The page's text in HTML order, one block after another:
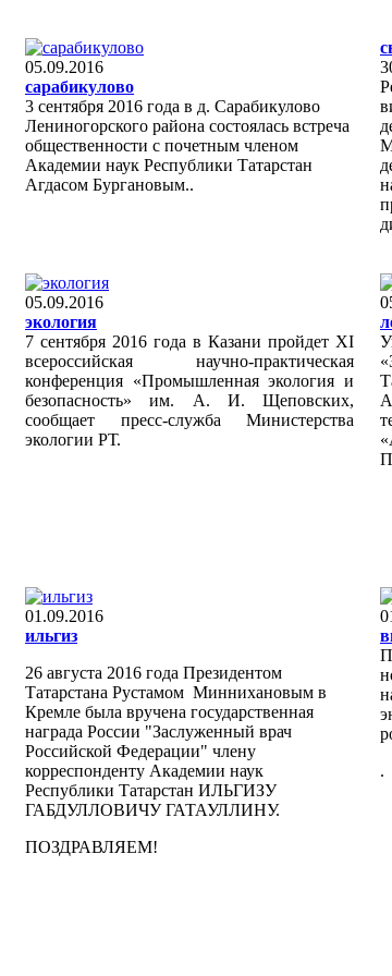
05.09.2016
сарабикулово
3 сентября 2016 года в д. Сарабикулово
Лениногорского района состоялась встреча
общественности с почетным членом
Академии наук Республики Татарстан
Агдасом Бургановым..
05.09.2016
экология
7 сентября 2016 года в Казани пройдет ХI
всероссийская научно-практическая
конференция «Промышленная экология и
безопасность» им. А. И. Щеповских,
сообщает пресс-служба Министерства
экологии РТ.
01.09.2016
ильгиз
26 августа 2016 года Президентом
Татарстана Рустамом Миннихановым в
Кремле была вручена государственная
награда России "Заслуженный врач
Российской Федерации" члену
корреспонденту Академии наук
Республики Татарстан ИЛЬГИЗУ
ГАБДУЛЛОВИЧУ ГАТАУЛЛИНУ.
ПОЗДРАВЛЯЕМ!
.